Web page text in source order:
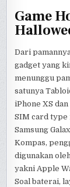
Game
Dari
gadget yang
menunggu
satunya
iPhone XS
SIM card type
Samsung
Kompas,
digunakan
yakni Apple
Soal baterai,